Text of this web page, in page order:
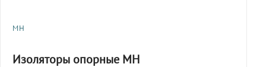
МН
Изоляторы опорные МН